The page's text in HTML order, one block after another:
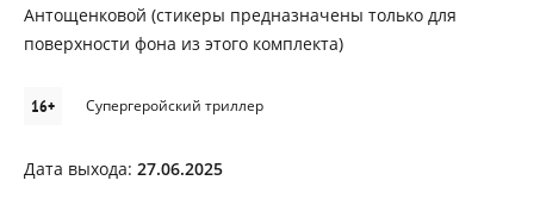
Антощенковой (стикеры предназначены только для
поверхности фона из этого комплекта)
16+ Супергеройский триллер
Дата выхода: 27.06.2025